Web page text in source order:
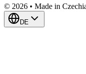
© 2026 • Made in
DE